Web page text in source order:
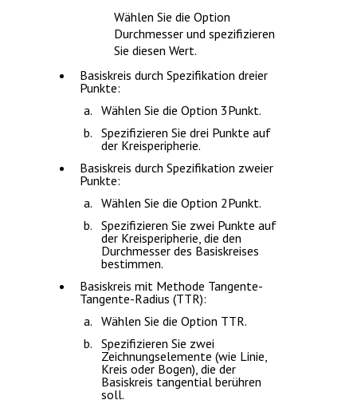
Wählen Sie die Option
Durchmesser und spezifizieren
Sie diesen Wert.
Basiskreis durch Spezifikation dreier
Punkte:
Wählen Sie die Option 3Punkt.
Spezifizieren Sie drei Punkte auf
der Kreisperipherie.
Basiskreis durch Spezifikation zweier
Punkte:
Wählen Sie die Option 2Punkt.
Spezifizieren Sie zwei Punkte auf
der Kreisperipherie, die den
Durchmesser des Basiskreises
bestimmen.
Basiskreis mit Methode Tangente-
Tangente-Radius (TTR):
Wählen Sie die Option TTR.
Spezifizieren Sie zwei
Zeichnungselemente (wie Linie,
Kreis oder Bogen), die der
Basiskreis tangential berühren
soll.